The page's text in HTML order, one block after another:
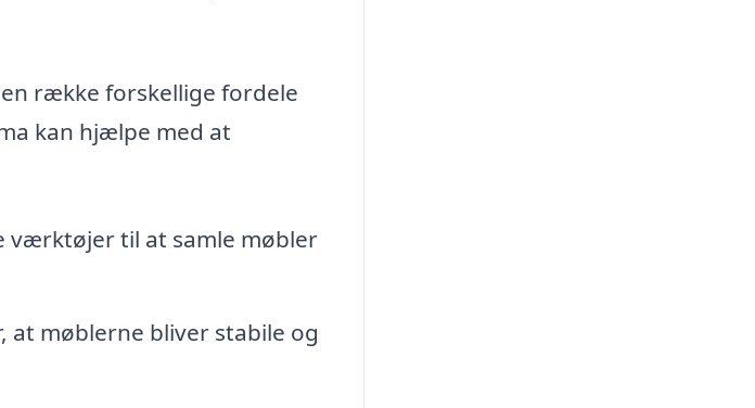
række forskellige fordele
kan hjælpe med at
værktøjer til at samle møbler
at møblerne bliver stabile og